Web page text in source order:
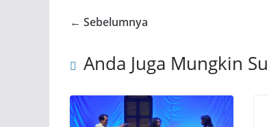
← Sebelumnya
Anda Juga Mungkin